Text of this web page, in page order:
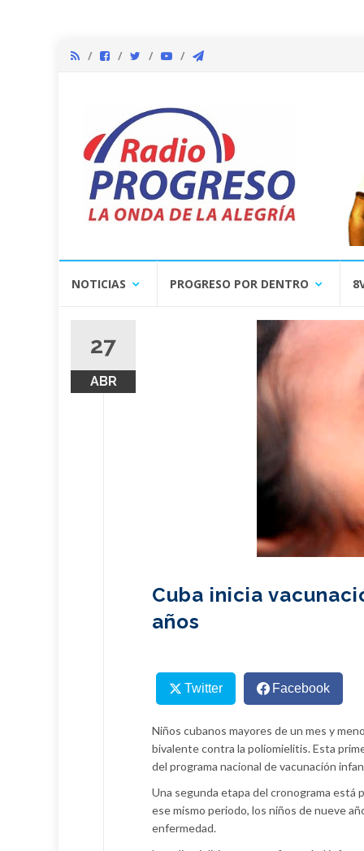
NOTICIAS PROGRESO POR DENTRO
27
ABR
Cuba inicia
años
Twitter Facebook
Niños cubanos mayores de un mes y
bivalente contra la poliomielitis. Esta
del programa nacional de vacunación
Una segunda etapa del cronograma está
ese mismo periodo, los niños de nueve
enfermedad.